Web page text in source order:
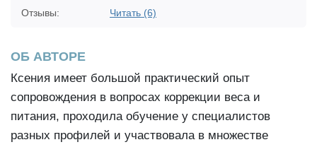
Отзывы: Читать (6)
ОБ АВТОРЕ
Ксения имеет большой практический опыт
сопровождения в вопросах коррекции веса и
питания, проходила обучение у специалистов
разных профилей и участвовала в множестве